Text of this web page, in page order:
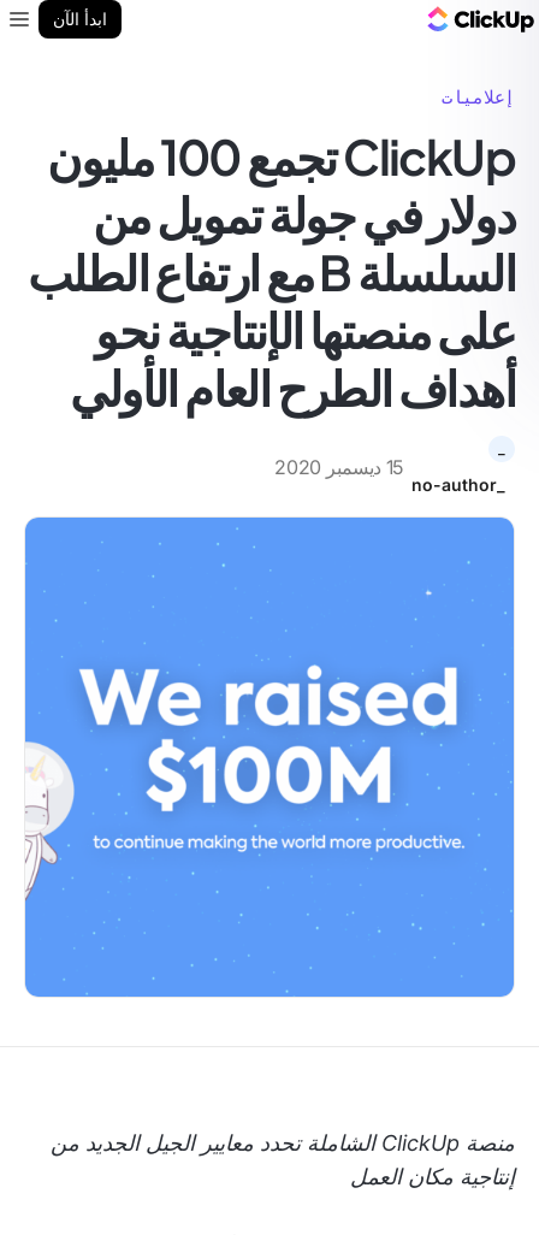
ابدأ الآن
إعلاميات
ClickUp تجمع 100 مليون
دولار في جولة تمويل من
السلسلة B مع ارتفاع الطلب
على منصتها الإنتاجية نحو
أهداف الطرح العام الأولي
15 ديسمبر 2020
منصة ClickUp الشاملة تحدد معايير الجيل الجديد من
إنتاجية مكان العمل